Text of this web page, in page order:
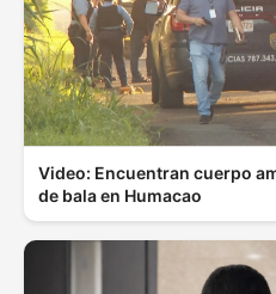
Video: Encuentran cuerpo
de bala en Humacao